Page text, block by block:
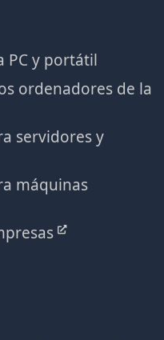
PC y portátil
ordenadores de la
servidores y
máquinas